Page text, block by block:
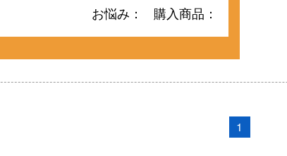
お悩み： 購入商品：
1